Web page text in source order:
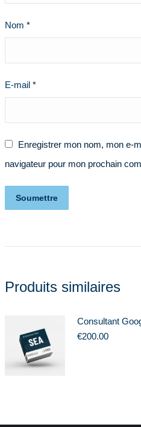
Nom *
E-mail *
Enregistrer mon nom, mon e-
navigateur pour mon prochain
Produits similaires
Consultant
€200.00